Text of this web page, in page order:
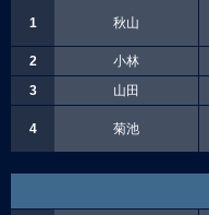
1 秋山
2
小林
3
山田
4 菊池